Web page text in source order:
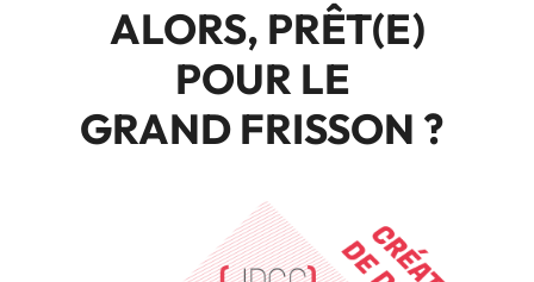
ALORS, PRÊT(E)
POUR LE
GRAND FRISSON ?